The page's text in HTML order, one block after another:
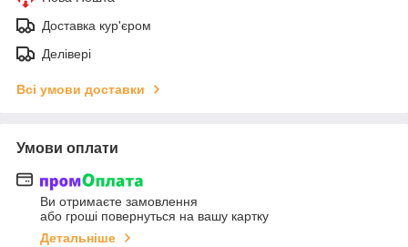
Доставка кур'єром
Делівері
Всі умови доставки
Умови оплати
Ви отримаєте замовлення
або гроші повернуться на вашу картку
Детальніше